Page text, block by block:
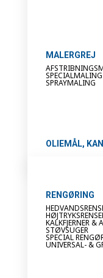
MALERGREJ
SPECIALMALING
SPRAYMALING
OLIEMÅL,
RENGØRING
KALKFJERNER &
STØVSUGER
SPECIAL
UNIVERSAL- &